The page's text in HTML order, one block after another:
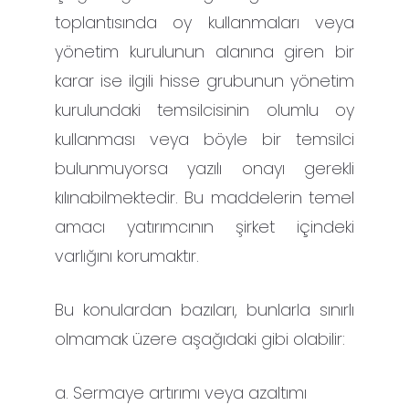
toplantısında oy kullanmaları veya
yönetim kurulunun alanına giren bir
karar ise ilgili hisse grubunun yönetim
kurulundaki temsilcisinin olumlu oy
kullanması veya böyle bir temsilci
bulunmuyorsa yazılı onayı gerekli
kılınabilmektedir. Bu maddelerin temel
amacı yatırımcının şirket içindeki
varlığını korumaktır.
Bu konulardan bazıları, bunlarla sınırlı
olmamak üzere aşağıdaki gibi olabilir:
a. Sermaye artırımı veya azaltımı